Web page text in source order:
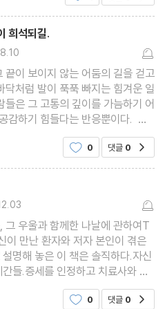
으며 ‘풀리지 않던 자신의 문제를
을 유
희석되길.
끝이 보이지 않는 어둠의 길을 걷고
처럼 발이 푹푹 빠지는 힘겨운 일
은 그 고통의 깊이를 가늠하기 어
감하기 힘들다는 반응뿐이다. 먼
대의 반응은 다양할것이다. 그 또한
신건강
0 댓글 0
그 우울과 함께한 나날에 관하여T
만난 환자와 저자 본인이 겪은
명해 놓은 이 책은 솔직하다.자신
들.증세를 인정하고 치료사와 의
상담치료들.믿었던 치료사의 자
찍 돌아가신 아버지
0 댓글 0